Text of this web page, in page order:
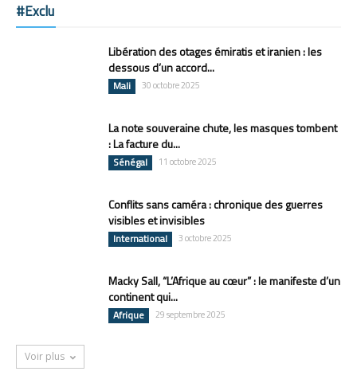
#Exclu
Libération des otages émiratis et iranien : les
dessous d’un accord...
Mali 30 octobre 2025
La note souveraine chute, les masques tombent
: La facture du...
Sénégal 11 octobre 2025
Conflits sans caméra : chronique des guerres
visibles et invisibles
International 3 octobre 2025
Macky Sall, “L’Afrique au cœur” : le manifeste d’un
continent qui...
Afrique 29 septembre 2025
Voir plus